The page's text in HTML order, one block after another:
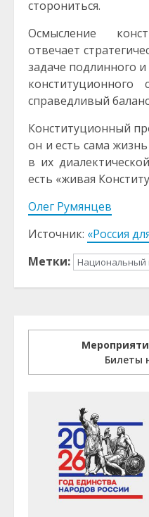
сторониться.
Осмысление
отвечает
задаче подлинного
конституционного
справедливый
Конституционный
он и есть сама
в их
есть «живая
Олег Румянцев
Источник: «Россия
Метки:
Национальный
Билеты